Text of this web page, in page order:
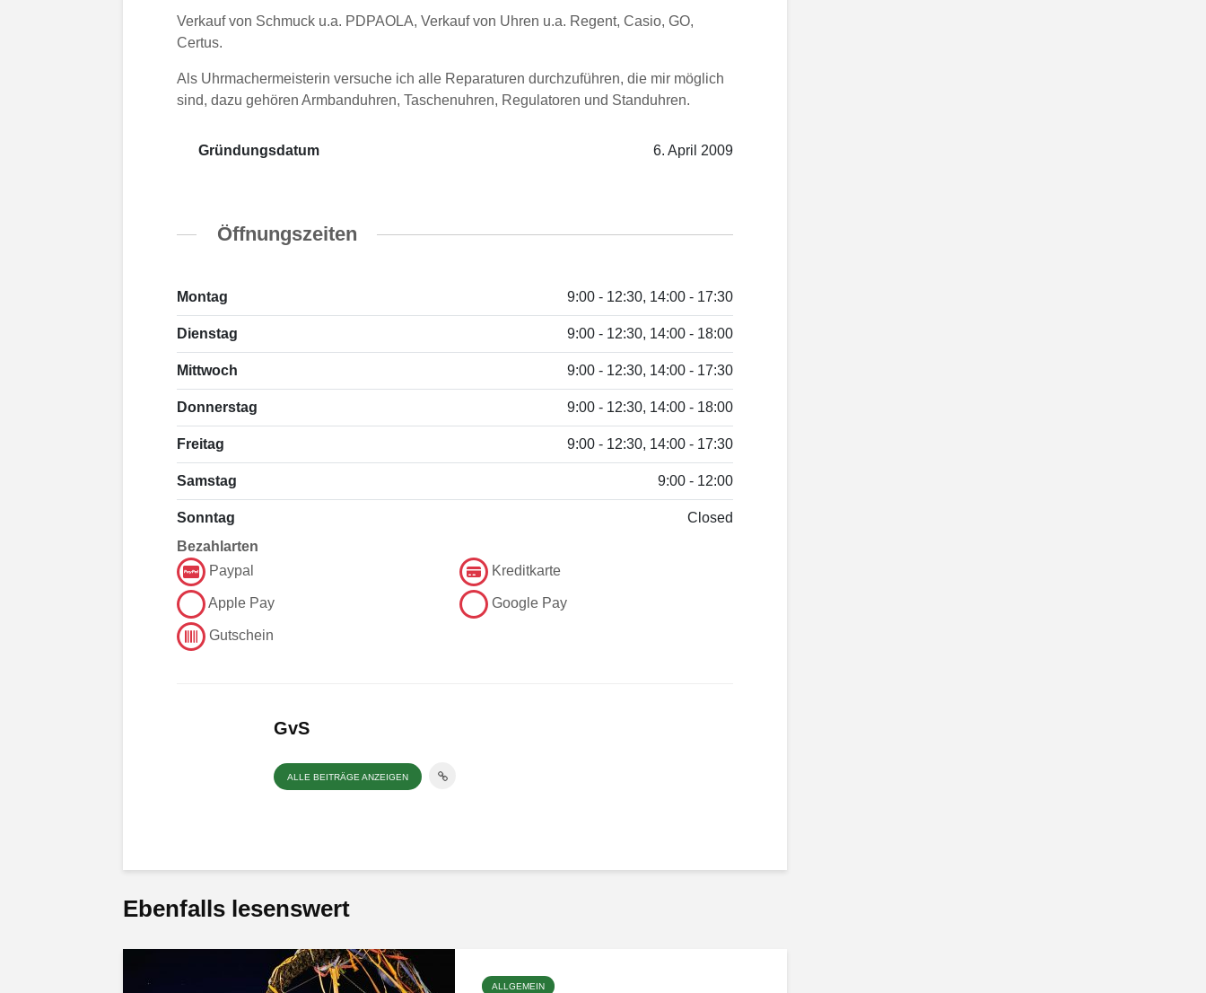
Verkauf von Schmuck u.a. PDPAOLA, Verkauf von Uhren u.a. Regent, Casio, GO,
Certus.
Als Uhrmachermeisterin versuche ich alle Reparaturen durchzuführen, die mir möglich
sind, dazu gehören Armbanduhren, Taschenuhren, Regulatoren und Standuhren.
Gründungsdatum 6. April 2009
Öffnungszeiten
Montag 9:00 - 12:30, 14:00 - 17:30
Dienstag 9:00 - 12:30, 14:00 - 18:00
Mittwoch 9:00 - 12:30, 14:00 - 17:30
Donnerstag 9:00 - 12:30, 14:00 - 18:00
Freitag 9:00 - 12:30, 14:00 - 17:30
Samstag 9:00 - 12:00
Sonntag
Closed
Bezahlarten
Paypal
Kreditkarte
Apple Pay Google Pay
Gutschein
GvS
ALLE BEITRÄGE ANZEIGEN
Ebenfalls lesenswert
ALLGEMEIN